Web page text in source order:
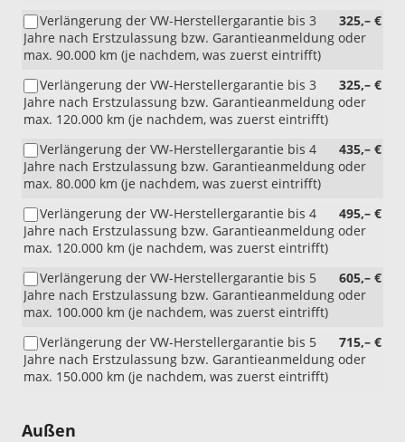
325,– €
Verlängerung der VW-Herstellergarantie bis 3
Jahre nach Erstzulassung bzw. Garantieanmeldung oder
max. 90.000 km (je nachdem, was zuerst eintrifft)
325,– €
Verlängerung der VW-Herstellergarantie bis 3
Jahre nach Erstzulassung bzw. Garantieanmeldung oder
max. 120.000 km (je nachdem, was zuerst eintrifft)
435,– €
Verlängerung der VW-Herstellergarantie bis 4
Jahre nach Erstzulassung bzw. Garantieanmeldung oder
max. 80.000 km (je nachdem, was zuerst eintrifft)
495,– €
Verlängerung der VW-Herstellergarantie bis 4
Jahre nach Erstzulassung bzw. Garantieanmeldung oder
max. 120.000 km (je nachdem, was zuerst eintrifft)
605,– €
Verlängerung der VW-Herstellergarantie bis 5
Jahre nach Erstzulassung bzw. Garantieanmeldung oder
max. 100.000 km (je nachdem, was zuerst eintrifft)
715,– €
Verlängerung der VW-Herstellergarantie bis 5
Jahre nach Erstzulassung bzw. Garantieanmeldung oder
max. 150.000 km (je nachdem, was zuerst eintrifft)
Außen